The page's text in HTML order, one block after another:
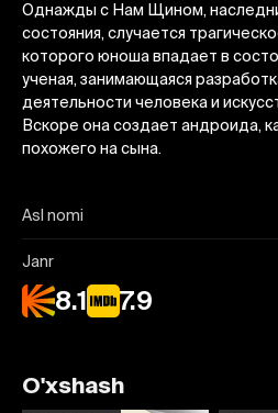
Однажды с Нам Щином,
состояния, случается
которого юноша впадает в
ученая, занимающаяся
деятельности человека и
Вскоре она создает андроида,
похожего на сына.
Asl nomi
Janr
8.1 7.9
O'xshash